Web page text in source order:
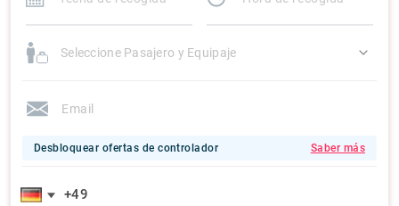
Seleccione Pasajero y Equipaje
Desbloquear ofertas de controlador Saber más